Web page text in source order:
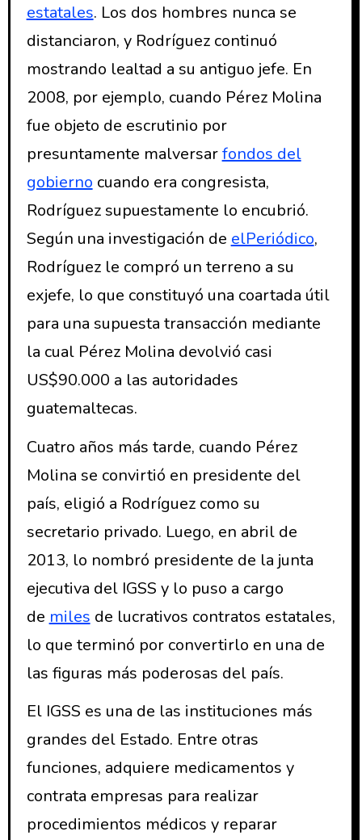
estatales. Los dos hombres nunca se
distanciaron, y Rodríguez continuó
mostrando lealtad a su antiguo jefe. En
2008, por ejemplo, cuando Pérez Molina
fue objeto de escrutinio por
presuntamente malversarfondos del
gobierno cuando era congresista,
Rodríguez supuestamente lo encubrió.
Según una investigación de elPeriódico,
Rodríguez le compró un terreno a su
exjefe, lo que constituyó una coartada útil
para una supuesta transacción mediante
la cual Pérez Molina devolvió casi
US$90.000 a las autoridades
guatemaltecas.
Cuatro años más tarde, cuando Pérez
Molina se convirtió en presidente del
país, eligió a Rodríguez como su
secretario privado. Luego, en abril de
2013, lo nombró presidente de la junta
ejecutiva del IGSS y lo puso a cargo
de miles de lucrativos contratos estatales,
lo que terminó por convertirlo en una de
las figuras más poderosas del país.
El IGSS es una de las instituciones más
grandes del Estado. Entre otras
funciones, adquiere medicamentos y
contrata empresas para realizar
procedimientos médicos y reparar